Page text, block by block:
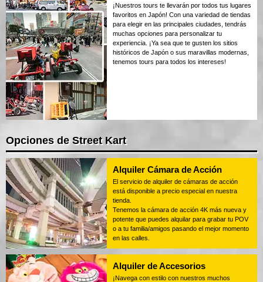
¡Nuestros tours te llevarán por todos tus lugares
favoritos en Japón! Con una variedad de tiendas
para elegir en las principales ciudades, tendrás
muchas opciones para personalizar tu
experiencia. ¡Ya sea que te gusten los sitios
históricos de Japón o sus maravillas modernas,
tenemos tours para todos los intereses!
Opciones de Street Kart
Alquiler Cámara de Acción
El servicio de alquiler de cámaras de acción
está disponible a precio especial en nuestra
tienda.
Tenemos la cámara de acción 4K más nueva y
potente que puedes alquilar para grabar tu POV
o a tu familia/amigos pasando el mejor momento
en las calles.
Alquiler de Accesorios
¡Navega con estilo con nuestros muchos